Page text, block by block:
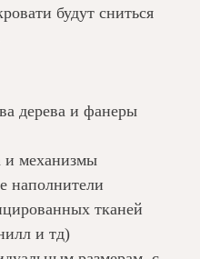
будут сниться
дерева и фанеры
и механизмы
наполнители
тканей
и тд)